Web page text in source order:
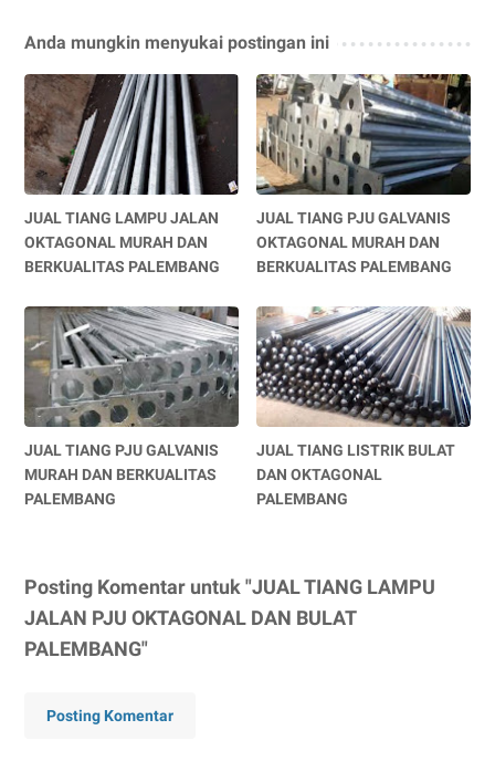
Anda mungkin menyukai postingan ini
JUAL TIANG LAMPU JALAN
OKTAGONAL MURAH DAN
BERKUALITAS PALEMBANG
JUAL TIANG PJU GALVANIS
OKTAGONAL MURAH DAN
BERKUALITAS PALEMBANG
JUAL TIANG PJU GALVANIS
MURAH DAN BERKUALITAS
PALEMBANG
JUAL TIANG LISTRIK BULAT
DAN OKTAGONAL
PALEMBANG
Posting Komentar untuk "JUAL TIANG LAMPU
JALAN PJU OKTAGONAL DAN BULAT
PALEMBANG"
Posting Komentar